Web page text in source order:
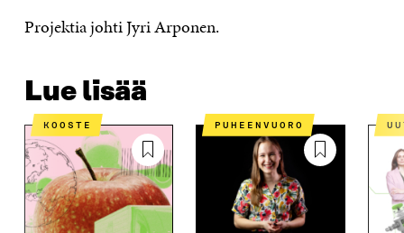
Projektia johti Jyri Arponen.
Lue lisää
KOOSTE PUHEENVUORO